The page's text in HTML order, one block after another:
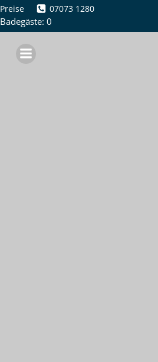
Zum
Inhalt
springen
Preise 07073 1280
Badegäste: 0